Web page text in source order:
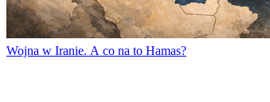
Wojna w Iranie. A co na to Hamas?